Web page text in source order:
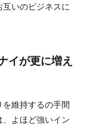
いのビジネスに
イが更に増え
維持するの手間
よほど強いイン